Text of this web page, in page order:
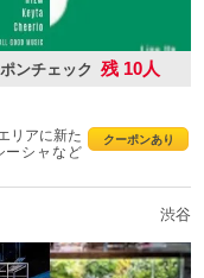
ンチェック 残 10人
クーポンあり
リアに新た
ーシャなど
渋谷